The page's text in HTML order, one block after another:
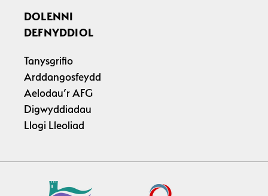
DOLENNI
DEFNYDDIOL
Tanysgrifio
Arddangosfeydd
Aelodau’r AFG
Digwyddiadau
Llogi Lleoliad